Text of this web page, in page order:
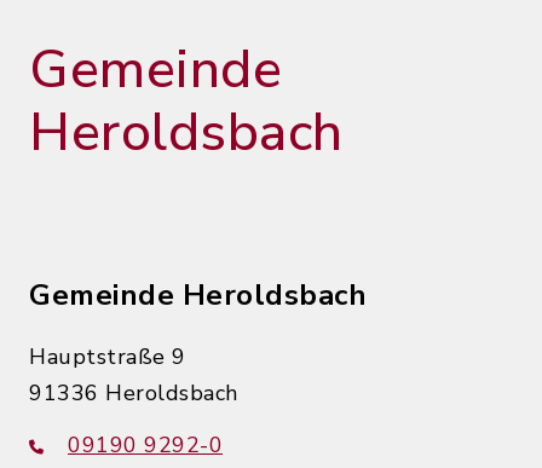
Gemeinde
Heroldsbach
Gemeinde Heroldsbach
Hauptstraße 9
91336 Heroldsbach
09190 9292-0